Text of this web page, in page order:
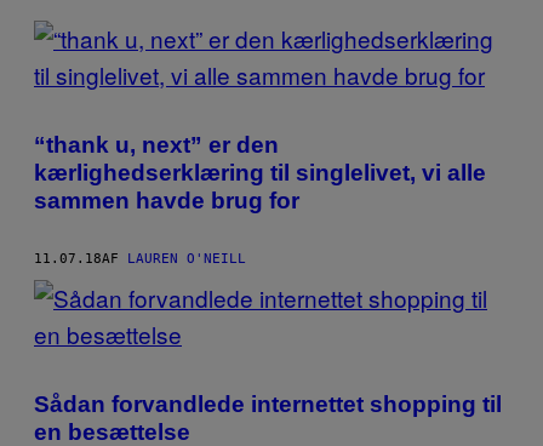
POSTS
BY
THIS
AUTHOR
“thank u, next” er den
kærlighedserklæring til singlelivet, vi alle
sammen havde brug for
11.07.18AF LAUREN O'NEILL
Sådan forvandlede internettet shopping til
en besættelse